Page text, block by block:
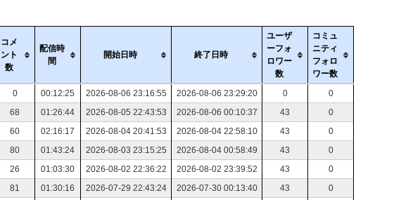
コメ
ント
数
配信時
間
開始日時 終了日時
ユーザ
ーフォ
ロワー
数
コミュ
ニティ
フォロ
ワー数
0 00:12:25 2026-08-06 23:16:55 2026-08-06 23:29:20 0
0
68 01:26:44 2026-08-05 22:43:53 2026-08-06 00:10:37 43
0
60 02:16:17 2026-08-04 20:41:53 2026-08-04 22:58:10 43
0
80 01:43:24 2026-08-03 23:15:25 2026-08-04 00:58:49 43
0
26 01:03:30 2026-08-02 22:36:22 2026-08-02 23:39:52 43
0
81 01:30:16 2026-07-29 22:43:24 2026-07-30 00:13:40 43
0